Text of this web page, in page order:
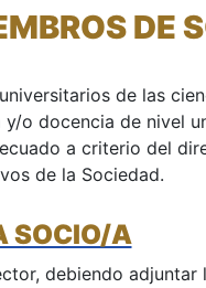
DE
de las
docencia de nivel
a criterio del
de la Sociedad.
SOCIO/A
debiendo